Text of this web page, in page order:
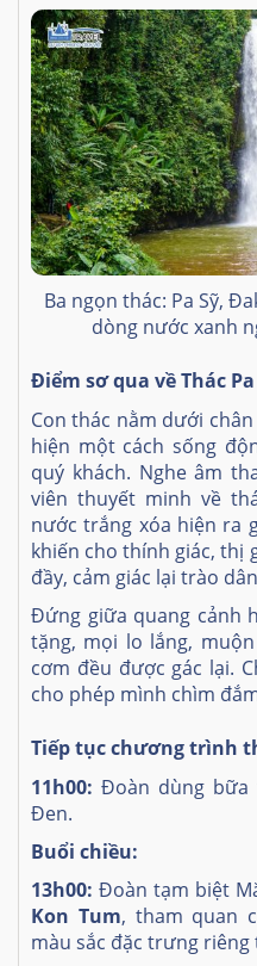
Ba ngọn thác: Pa Sỹ,
dòng nước xanh
Điểm sơ qua về Thác Pa
Con thác nằm dưới
hiện một cách sống
quý khách. Nghe âm
viên thuyết minh về
nước trắng xóa hiện ra
khiến cho thính giác, thị
đầy, cảm giác lại trào
Đứng giữa quang cảnh
tặng, mọi lo lắng,
cơm đều được gác lại.
cho phép mình chìm
Tiếp tục chương trình
11h00: Đoàn dùng bữa
Đen.
Buổi chiều:
13h00: Đoàn tạm biệt
Kon Tum, tham quan
màu sắc đặc trưng